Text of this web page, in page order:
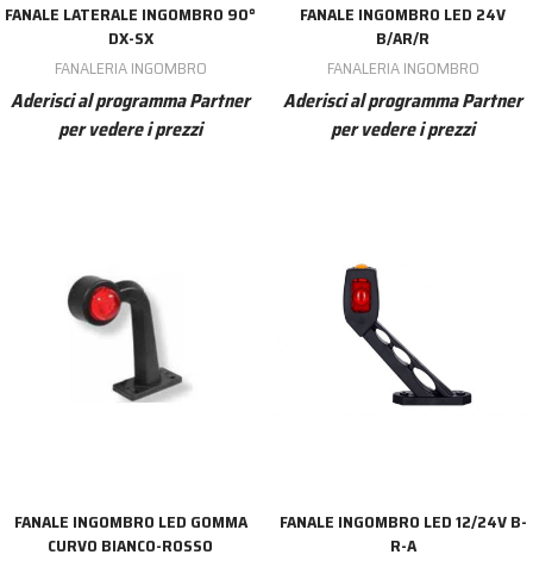
FANALE LATERALE INGOMBRO 90°
DX-SX
FANALERIA INGOMBRO
Aderisci al programma Partner
per vedere i prezzi
FANALE INGOMBRO LED 24V
B/AR/R
FANALERIA INGOMBRO
Aderisci al programma Partner
per vedere i prezzi
FANALE INGOMBRO LED GOMMA
CURVO BIANCO-ROSSO
FANALE INGOMBRO LED 12/24V B-
R-A